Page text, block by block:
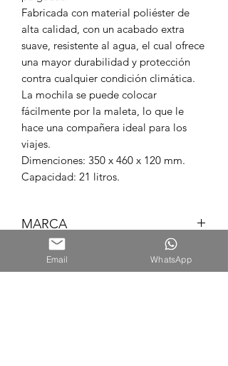
Fabricada con material poliéster de
alta calidad, con un acabado extra
suave, resistente al agua, el cual ofrece
una mayor durabilidad y protección
contra cualquier condición climática.
La mochila se puede colocar
fácilmente por la maleta, lo que le
hace una compañera ideal para los
viajes.
Dimenciones: 350 x 460 x 120 mm.
Capacidad: 21 litros.
MARCA
MILANEmail WhatsApp